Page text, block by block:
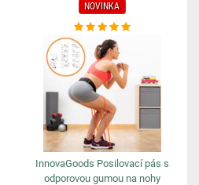
NOVINKA
InnovaGoods Posilovací pás s
odporovou gumou na nohy